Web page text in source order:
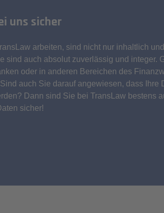
uns sicher
arbeiten, sind nicht nur inhaltlich
sind auch absolut zuverlässig und integer.
oder in anderen Bereichen des
auch Sie darauf angewiesen, dass Ihre
Dann sind Sie bei TransLaw bestens
sicher!